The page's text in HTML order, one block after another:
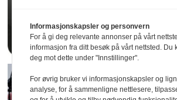
Informasjonskapsler og personvern
For å gi deg relevante annonser på vårt
informasjon fra ditt besøk på vårt nettsted. Du
deg mot dette under "Innstillinger".
For øvrig bruker vi informasjonskapsler og
analyse, for å sammenligne nettlesere,